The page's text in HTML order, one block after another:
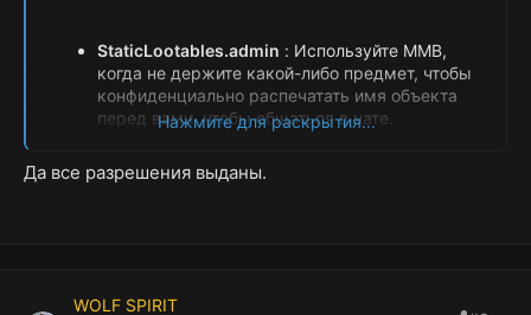
StaticLootables.admin : Используйте MMB,
когда не держите какой-либо предмет, чтобы
конфиденциально распечатать имя объекта
перед вами, чтобы общаться в чате.
/sledit, которая дает им возможность
Нажмите для раскрытия...
Да все разрешения выданы.
WOLF SPIRIT